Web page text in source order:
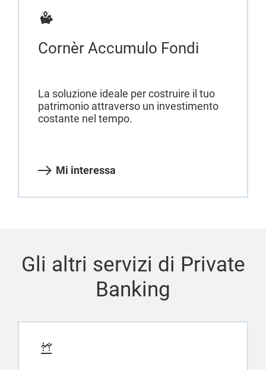
Cornèr Accumulo Fondi
La soluzione ideale per costruire il tuo
patrimonio attraverso un investimento
costante nel tempo.
Mi interessa
Gli altri servizi di Private
Banking